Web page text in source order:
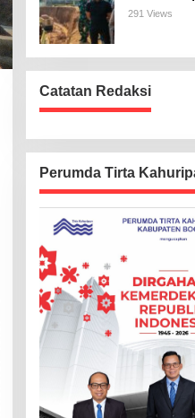
Harus Beres
291 Views
Catatan Redaksi
Perumda Tirta